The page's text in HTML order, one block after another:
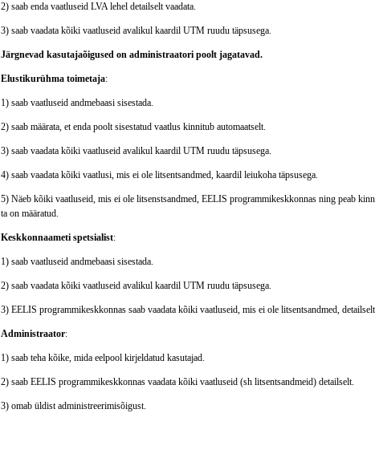
2) saab enda vaatluseid LVA lehel detailselt vaadata.
3) saab vaadata kõiki vaatluseid avalikul kaardil UTM ruudu täpsusega.
Järgnevad kasutajaõigused on administraatori poolt jagatavad.
Elustikurühma toimetaja:
1) saab vaatluseid andmebaasi sisestada.
2) saab määrata, et enda poolt sisestatud vaatlus kinnitub automaatselt.
3) saab vaadata kõiki vaatluseid avalikul kaardil UTM ruudu täpsusega.
4) saab vaadata kõiki vaatlusi, mis ei ole litsentsandmed, kaardil leiukoha täpsusega.
5) Näeb kõiki vaatluseid, mis ei ole litsenstsandmed, EELIS programmikeskkonnas ning peab
ta on määratud.
Keskkonnaameti spetsialist:
1) saab vaatluseid andmebaasi sisestada.
2) saab vaadata kõiki vaatluseid avalikul kaardil UTM ruudu täpsusega.
3) EELIS programmikeskkonnas saab vaadata kõiki vaatluseid, mis ei ole litsentsandmed,
Administraator:
1) saab teha kõike, mida eelpool kirjeldatud kasutajad.
2) saab EELIS programmikeskkonnas vaadata kõiki vaatluseid (sh litsentsandmeid) detailselt.
3) omab üldist administreerimisõigust.